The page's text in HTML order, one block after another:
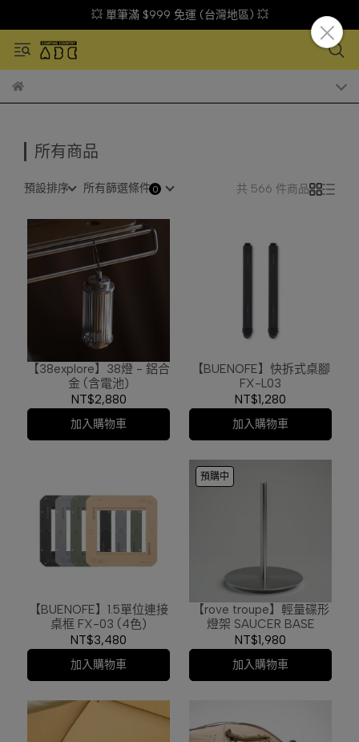
💥 單筆滿 $999 免運 (台灣地區) 💥
所有商品
預設排序 所有篩選條件 共 566 件商品
【38explore】38燈 - 鋁合
金 (含電池)
NT$2,880
加入購物車
【BUENOFE】快拆式桌腳
FX-L03
NT$1,280
加入購物車
【BUENOFE】1.5單位連接
桌框 FX-03 (4色)
NT$3,480
加入購物車
預購中
【rove troupe】輕量碟形
燈架 SAUCER BASE
NT$1,980
加入購物車